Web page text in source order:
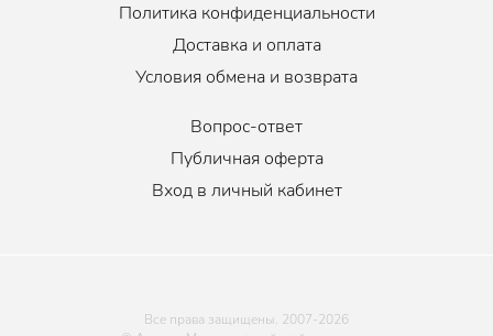
Политика конфиденциальности
Доставка и оплата
Условия обмена и возврата
Вопрос-ответ
Публичная оферта
Вход в личный кабинет
Все права защищены. 2007-2026